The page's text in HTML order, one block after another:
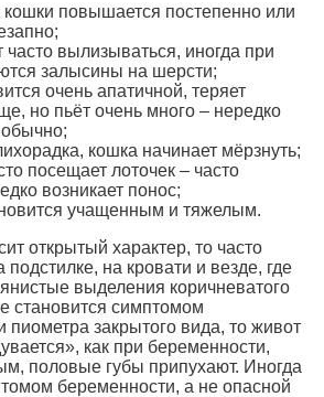
кошки повышается постепенно или
часто вылизываться, иногда при
залысины на шерсти;
очень апатичной, теряет
но пьёт очень много – нередко
кошка начинает мёрзнуть;
посещает лоточек – часто
возникает понос;
учащенным и тяжелым.
открытый характер, то часто
на кровати и везде, где
выделения коричневатого
становится симптомом
пиометра закрытого вида, то живот
как при беременности,
половые губы припухают. Иногда
беременности, а не опасной